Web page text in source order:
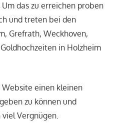
das zu erreichen proben
und treten bei den
Grefrath, Weckhoven,
in Holzheim
einen kleinen
zu können und
Vergnügen.